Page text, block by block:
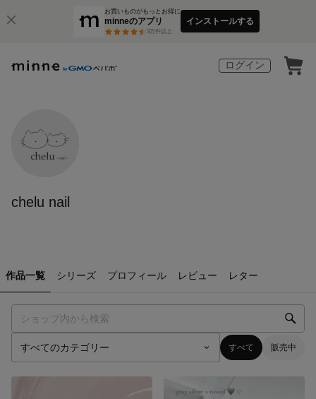
お買いものがもっとお得に
minneのアプリ
3万件以上
インストールする
ログイン
chelu nail
作品一覧 シリーズ プロフィール レビュー レター
すべて 販売中